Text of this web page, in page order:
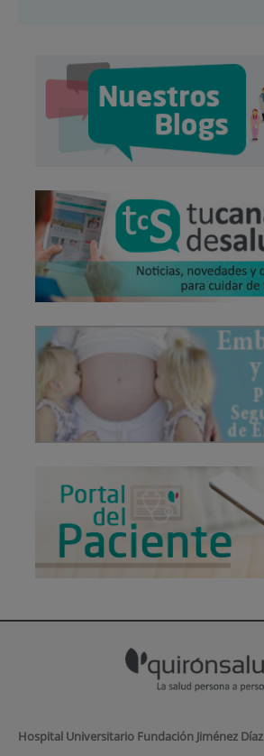
Hospital Universitario Fundación Jiménez Díaz